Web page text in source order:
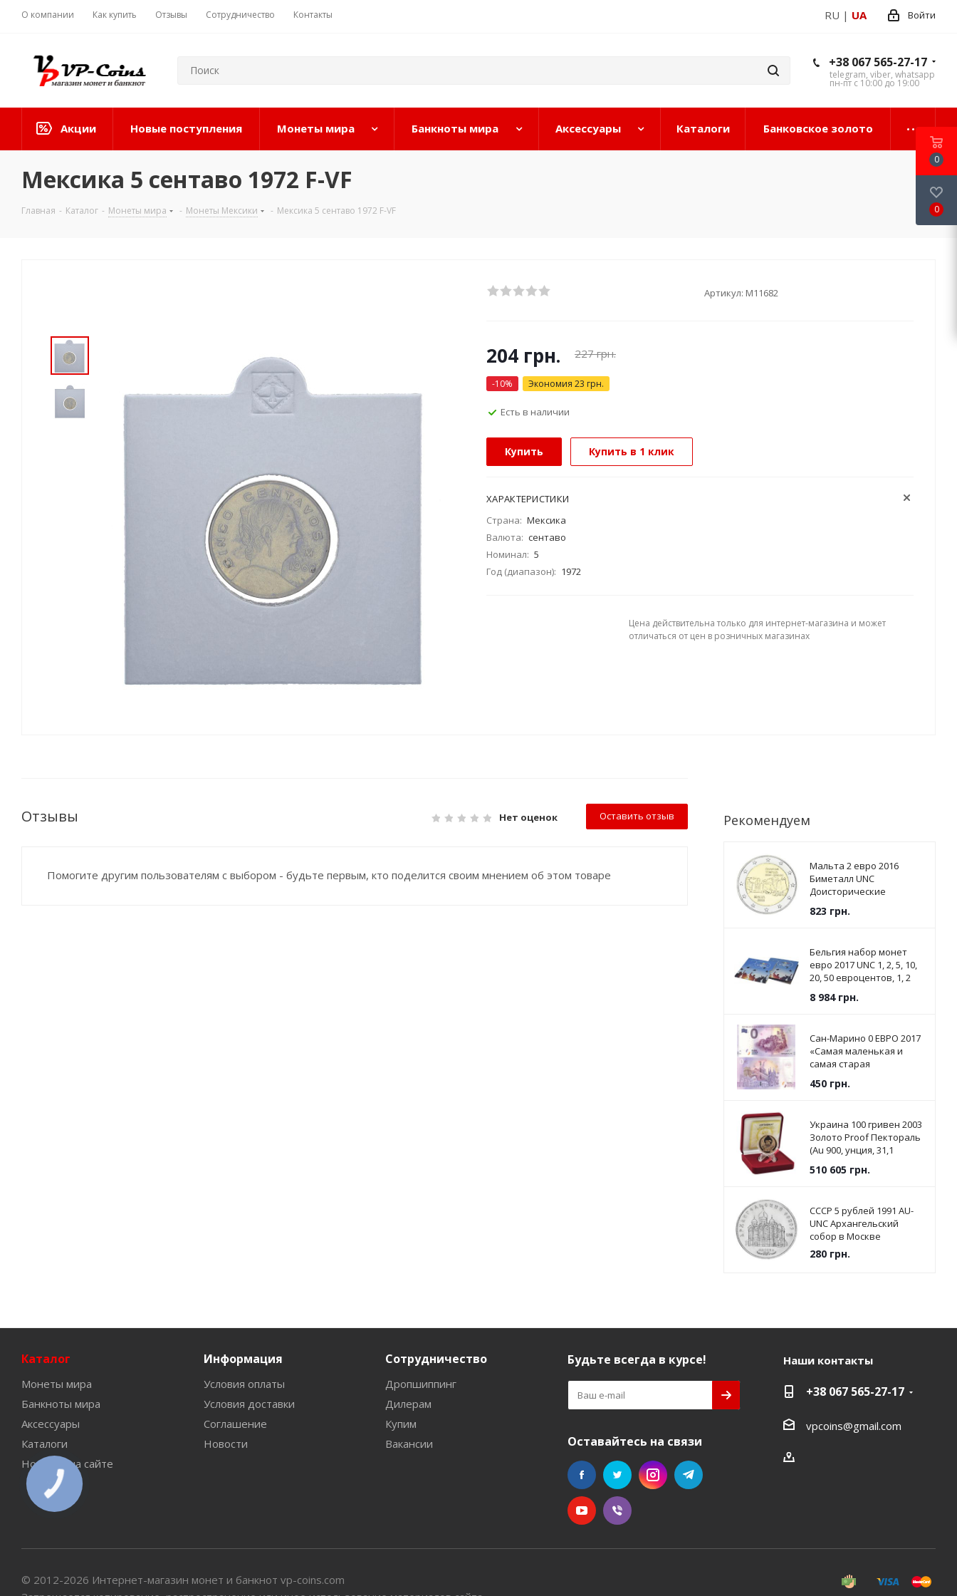
О компании Как купить Отзывы Сотрудничество Контакты Войти
RU | UA
+38 067 565-27-17
telegram, viber, whatsapp
пн-пт с 10:00 до 19:00
Акции Новые поступления Монеты мира Банкноты мира Аксессуары Каталоги Банковское золото
Мексика 5 сентаво 1972 F-VF
Главная - Каталог - Монеты мира - Монеты Мексики - Мексика 5 сентаво 1972 F-VF
Артикул: М11682
204 грн. 227грн.
-10% Экономия 23 грн.
Есть в наличии
Купить Купить в 1 клик
ХАРАКТЕРИСТИКИ
Страна: Мексика
Валюта: сентаво
Номинал: 5
Год (диапазон): 1972
Цена действительна только для интернет-магазина и может
отличаться от цен в розничных магазинах
Отзывы Нет оценок Оставить отзыв
Помогите другим пользователям с выбором - будьте первым, кто поделится своим мнением об этом товаре
Рекомендуем
Мальта 2 евро 2016
Биметалл UNC
Доисторические
Джгантии
823 грн.
Бельгия набор монет
евро 2017 UNC 1, 2, 5, 10,
20, 50 евроцентов, 1, 2
упаковке
8 984грн.
Сан-Марино 0 ЕВРО 2017
«Самая маленькая и
самая старая
450грн.
Украина 100 гривен 2003
Золото Proof Пектораль
(Au 900, унция, 31,1
510 605 грн.
СССР 5 рублей 1991 AU-
UNC Архангельский
собор в Москве
280грн.
Каталог
Монеты мира
Банкноты мира
Аксессуары
Каталоги
Новинки на сайте
Информация
Условия оплаты
Условия доставки
Соглашение
Новости
Сотрудничество
Дропшиппинг
Дилерам
Купим
Вакансии
Будьте всегда в курсе!
Оставайтесь на связи
Наши контакты
+38 067 565-27-17
vpcoins@gmail.com
© 2012-2026 Интернет-магазин монет и банкнот vp-coins.com
0
0
КНОПКА
СВЯЗИ